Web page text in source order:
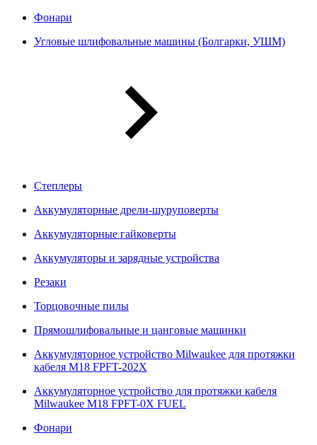
Фонари
Угловые шлифовальные машины (Болгарки, УШМ)
Степлеры
Аккумуляторные дрели-шуруповерты
Аккумуляторные гайковерты
Аккумуляторы и зарядные устройства
Резаки
Торцовочные пилы
Прямошлифовальные и цанговые машинки
Аккумуляторное устройство Milwaukee для протяжки
кабеля M18 FPFT-202X
Аккумуляторное устройство для протяжки кабеля
Milwaukee M18 FPFT-0X FUEL
Фонари